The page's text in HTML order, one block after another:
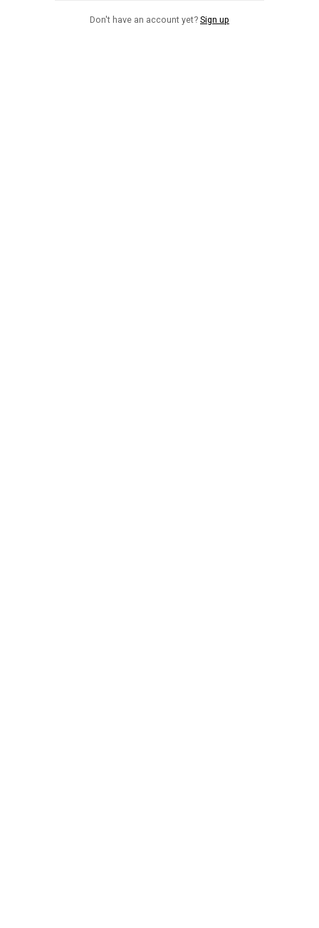
Don't have an account yet? Sign up